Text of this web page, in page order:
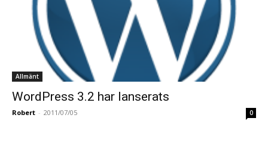
Allmänt
WordPress 3.2 har lanserats
Robert - 2011/07/05 0